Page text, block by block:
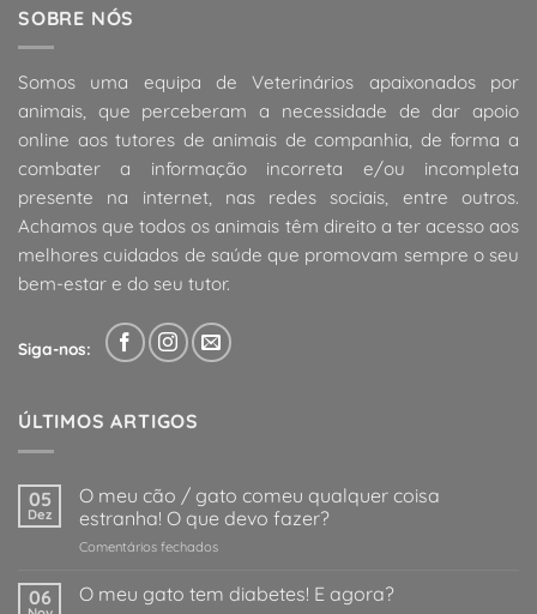
SOBRE NÓS
Somos uma equipa de Veterinários apaixonados por
animais, que perceberam a necessidade de dar apoio
online aos tutores de animais de companhia, de forma a
combater a informação incorreta e/ou incompleta
presente na internet, nas redes sociais, entre outros.
Achamos que todos os animais têm direito a ter acesso aos
melhores cuidados de saúde que promovam sempre o seu
bem-estar e do seu tutor.
Siga-nos:
ÚLTIMOS ARTIGOS
05
Dez
O meu cão / gato comeu qualquer coisa
estranha! O que devo fazer?
Comentários fechadosem
meu
cão
06 O meu gato tem diabetes! E agora?